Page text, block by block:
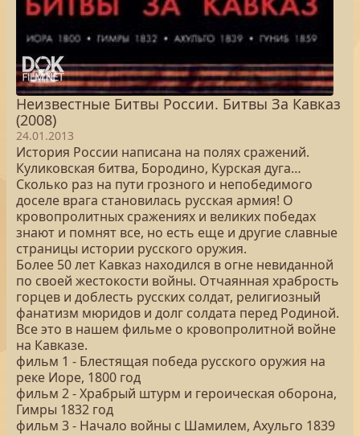
Неизвестные Битвы России. Битвы За Кавказ
(2008)
24.01.2013
История России написана на полях сражений.
Куликовская битва, Бородино, Курская дуга…
Сколько раз на пути грозного и непобедимого
доселе врага становилась русская армия! О
кровопролитных сражениях и великих победах
знают и помнят все, но есть еще и другие славные
страницы истории русского оружия.
Более 50 лет Кавказ находился в огне невиданной
по своей жестокости войны. Отчаянная храбрость
горцев и доблесть русских солдат, религиозный
фанатизм мюридов и долг солдата перед Родиной.
Все это в нашем фильме о кровопролитной войне
на Кавказе.
фильм 1 - Блестящая победа русского оружия на
реке Иоре, 1800 год
фильм 2 - Храбрый штурм и героическая оборона,
Гимры 1832 год
фильм 3 - Начало войны с Шамилем, Ахульго 1839